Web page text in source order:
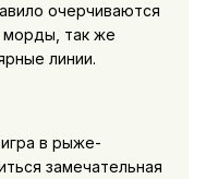
очерчиваются
морды, так же
линии.
в рыже-
замечательная